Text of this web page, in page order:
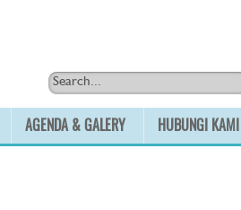
AGENDA & GALERY HUBUNGI KAMI